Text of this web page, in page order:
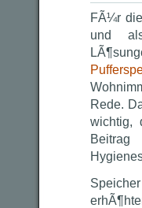
FÃ¼r
und
Rede.
wichtig,
Beitrag